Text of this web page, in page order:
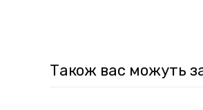
Також вас можуть